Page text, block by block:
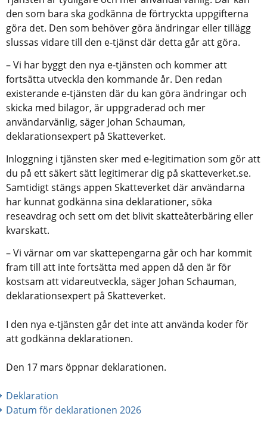
den som bara ska godkänna de förtryckta uppgifterna
göra det. Den som behöver göra ändringar eller tillägg
slussas vidare till den e-tjänst där detta går att göra.
– Vi har byggt den nya e-tjänsten och kommer att
fortsätta utveckla den kommande år. Den redan
existerande e-tjänsten där du kan göra ändringar och
skicka med bilagor, är uppgraderad och mer
användarvänlig, säger Johan Schauman,
deklarationsexpert på Skatteverket.
Inloggning i tjänsten sker med e-legitimation som gör att
du på ett säkert sätt legitimerar dig på skatteverket.se.
Samtidigt stängs appen Skatteverket där användarna
har kunnat godkänna sina deklarationer, söka
reseavdrag och sett om det blivit skatteåterbäring eller
kvarskatt.
– Vi värnar om var skattepengarna går och har kommit
fram till att inte fortsätta med appen då den är för
kostsam att vidareutveckla, säger Johan Schauman,
deklarationsexpert på Skatteverket.
I den nya e-tjänsten går det inte att använda koder för
att godkänna deklarationen.
Den 17 mars öppnar deklarationen.
Deklaration
Datum för deklarationen 2026